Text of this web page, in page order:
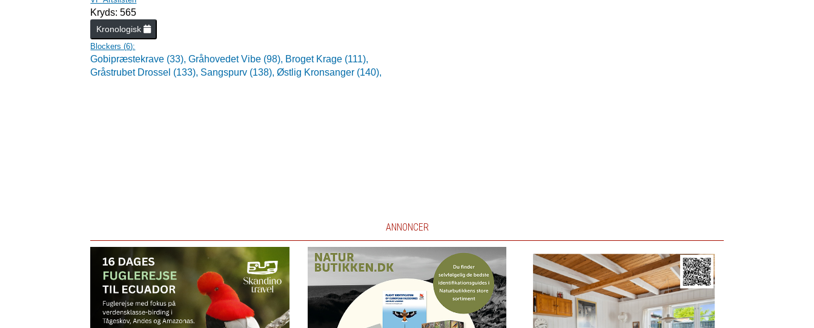
Kryds: 565
Kronologisk
Blockers (6):
Gobipræstekrave (33),Gråhovedet Vibe (98), Broget Krage (111),
Gråstrubet Drossel (133), Sangspurv (138),Østlig Kronsanger (140),
ANNONCER